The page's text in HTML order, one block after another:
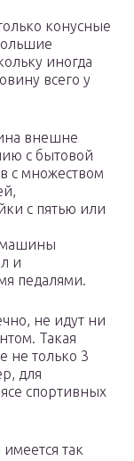
конусные
иногда
всего у
внешне
с бытовой
с множеством
с пятью или
и
педалями.
не идут ни
Такая
не только 3
для
спортивных
так